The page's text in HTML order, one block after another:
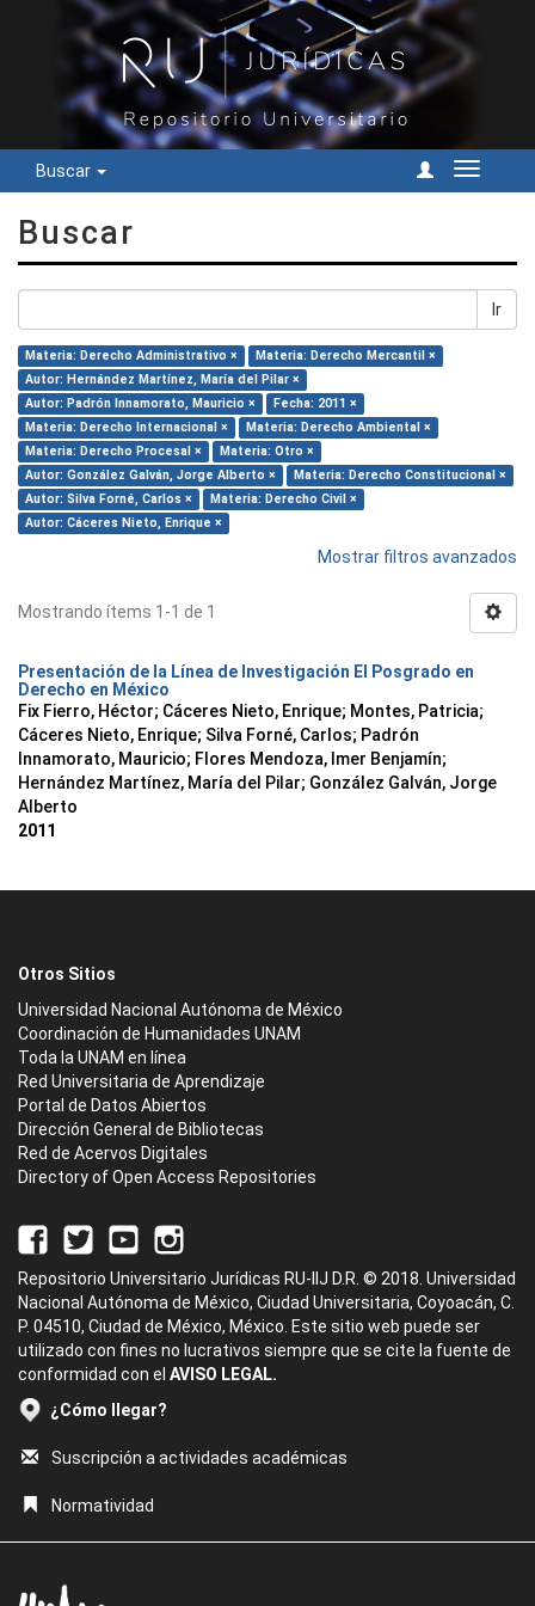
Buscar
Cambiar
Buscar
Ir
Materia: Derecho Administrativo ×
Materia: Derecho Mercantil ×
Autor: Hernández Martínez, María del Pilar ×
Autor: Padrón Innamorato, Mauricio ×
Fecha: 2011 ×
Materia: Derecho Internacional ×
Materia: Derecho Ambiental ×
Materia: Derecho Procesal ×
Materia: Otro ×
Autor: González Galván, Jorge Alberto ×
Materia: Derecho Constitucional ×
Autor: Silva Forné, Carlos ×
Materia: Derecho Civil ×
Autor: Cáceres Nieto, Enrique ×
Mostrar filtros avanzados
Mostrando ítems 1-1 de 1
Presentación de la Línea de Investigación El Posgrado en
Derecho en México
Fix Fierro, Héctor; Cáceres Nieto, Enrique; Montes, Patricia;
Cáceres Nieto, Enrique; Silva Forné, Carlos; Padrón
Innamorato, Mauricio; Flores Mendoza, Imer Benjamín;
Hernández Martínez, María del Pilar; González Galván, Jorge
Alberto
2011
Otros Sitios
Universidad Nacional Autónoma de México
Coordinación de Humanidades UNAM
Toda la UNAM en línea
Red Universitaria de Aprendizaje
Portal de Datos Abiertos
Dirección General de Bibliotecas
Red de Acervos Digitales
Directory of Open Access Repositories
Repositorio Universitario Jurídicas RU-IIJ D.R. © 2018. Universidad
Nacional Autónoma de México, Ciudad Universitaria, Coyoacán, C.
P. 04510, Ciudad de México, México. Este sitio web puede ser
utilizado con fines no lucrativos siempre que se cite la fuente de
conformidad con el AVISO LEGAL.
¿Cómo llegar?
Suscripción a actividades académicas
Normatividad